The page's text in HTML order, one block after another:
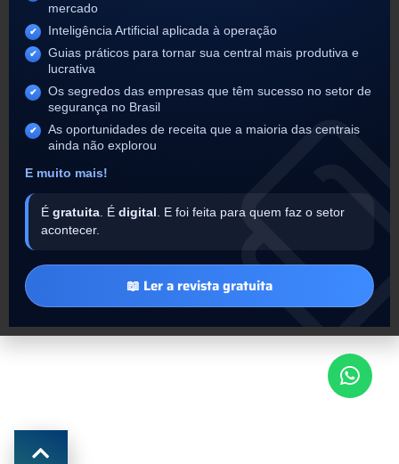
mercado
Inteligência Artificial aplicada à operação
Guias práticos para tornar sua central mais produtiva e
lucrativa
Os segredos das empresas que têm sucesso no setor de
segurança no Brasil
As oportunidades de receita que a maioria das centrais
ainda não explorou
E muito mais!
É gratuita . É digital
. E foi feita para quem faz o setor
acontecer.
📖 Ler a revista gratuita